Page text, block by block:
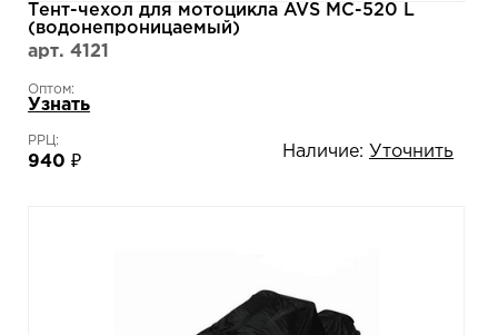
Тент-чехол для мотоцикла AVS МС-520 L
(водонепроницаемый)
арт. 4121
Оптом:
Узнать
РРЦ:
940 ₽
Наличие: Уточнить